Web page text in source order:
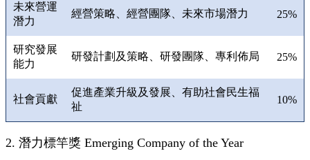
未來營運
潛力
經營策略、經營團隊、未來市場潛力 25%
研究發展
能力
研發計劃及策略、研發團隊、專利佈局 25%
社會貢獻
促進產業升級及發展、有助社會民生福
祉
10%
2. 潛力標竿獎 Emerging Company of the Year